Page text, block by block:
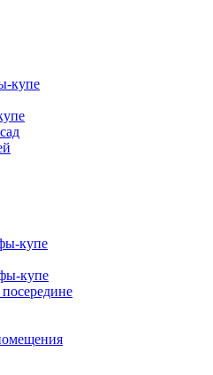
купе
купе
купе